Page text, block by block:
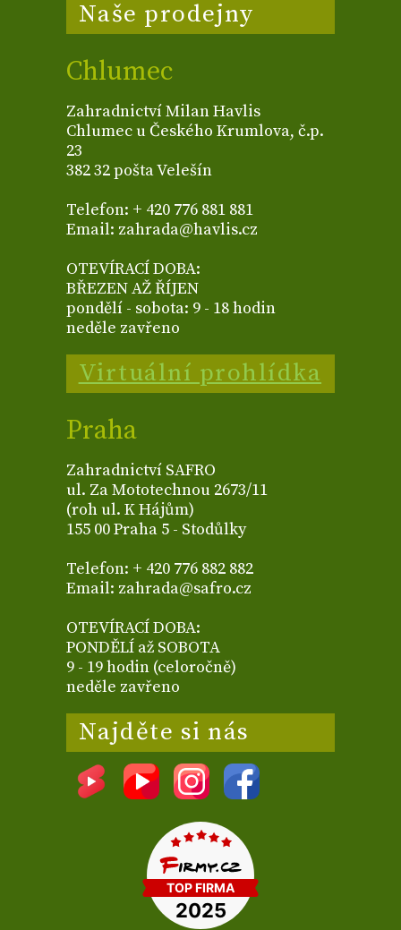
Naše prodejny
Chlumec
Zahradnictví Milan Havlis
Chlumec u Českého Krumlova, č.p.
23
382 32 pošta Velešín
Telefon: + 420 776 881 881
Email: zahrada@havlis.cz
OTEVÍRACÍ DOBA:
BŘEZEN AŽ ŘÍJEN
pondělí - sobota: 9 - 18 hodin
neděle zavřeno
Virtuální prohlídka
Praha
Zahradnictví SAFRO
ul. Za Mototechnou 2673/11
(roh ul. K Hájům)
155 00 Praha 5 - Stodůlky
Telefon: + 420 776 882 882
Email: zahrada@safro.cz
OTEVÍRACÍ DOBA:
PONDĚLÍ až SOBOTA
9 - 19 hodin (celoročně)
neděle zavřeno
Najděte si nás